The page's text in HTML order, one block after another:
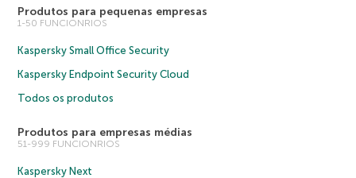
Produtos para pequenas empresas
1-50 FUNCIONRIOS
Kaspersky Small Office Security
Kaspersky Endpoint Security Cloud
Todos os produtos
Produtos para empresas médias
51-999 FUNCIONRIOS
Kaspersky Next